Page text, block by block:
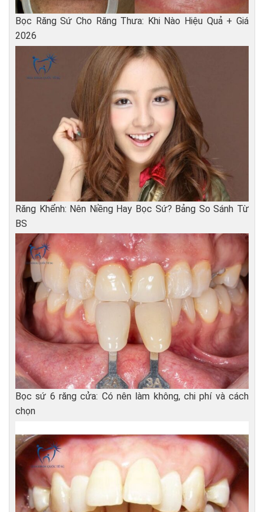
Bọc Răng Sứ Cho Răng Thưa: Khi Nào Hiệu Quả + Giá
2026
Răng Khểnh: Nên Niềng Hay Bọc Sứ? Bảng So Sánh Từ
BS
Bọc sứ 6 răng cửa: Có nên làm không, chi phí và cách
chọn